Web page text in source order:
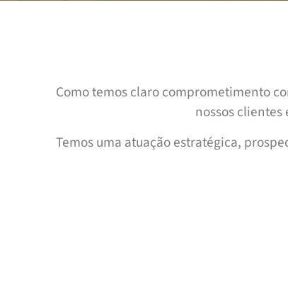
Como temos claro comprometimento
nossos
Temos uma atuação estratégica,